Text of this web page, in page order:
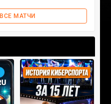
ВСЕ МАТЧИ